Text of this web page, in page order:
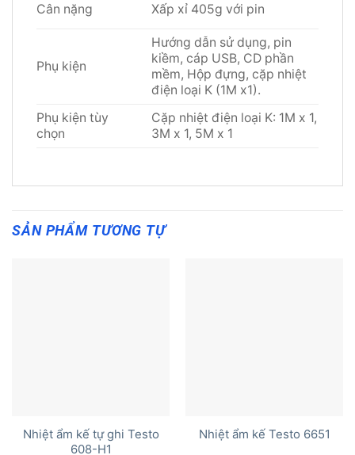
Cân nặng Xấp xỉ 405g với pin
Phụ kiện
Hướng dẫn sử dụng, pin
kiềm, cáp USB, CD phần
mềm, Hộp đựng, cặp nhiệt
điện loại K (1M x1).
Phụ kiện tùy
chọn
Cặp nhiệt điện loại K: 1M x 1,
3M x 1, 5M x 1
SẢN PHẨM TƯƠNG TỰ
Nhiệt ẩm kế tự ghi Testo
608-H1
Nhiệt ẩm kế Testo 6651